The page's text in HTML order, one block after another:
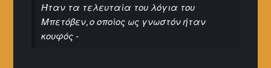
Ήταν τα τελευταία του λόγια του
Μπετόβεν, ο οποίος ως γνωστόν ήταν
κουφός -